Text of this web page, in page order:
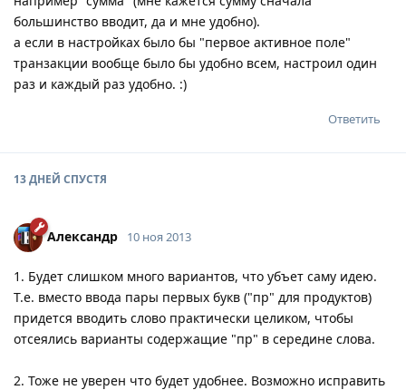
большинство вводит, да и мне удобно).
а если в настройках было бы "первое активное поле"
транзакции вообще было бы удобно всем, настроил один
раз и каждый раз удобно. :)
Ответить
13 ДНЕЙ СПУСТЯ
Александр 10 ноя 2013
1. Будет слишком много вариантов, что убъет саму идею.
Т.е. вместо ввода пары первых букв ("пр" для продуктов)
придется вводить слово практически целиком, чтобы
отсеялись варианты содержащие "пр" в середине слова.
2. Тоже не уверен что будет удобнее. Возможно исправить